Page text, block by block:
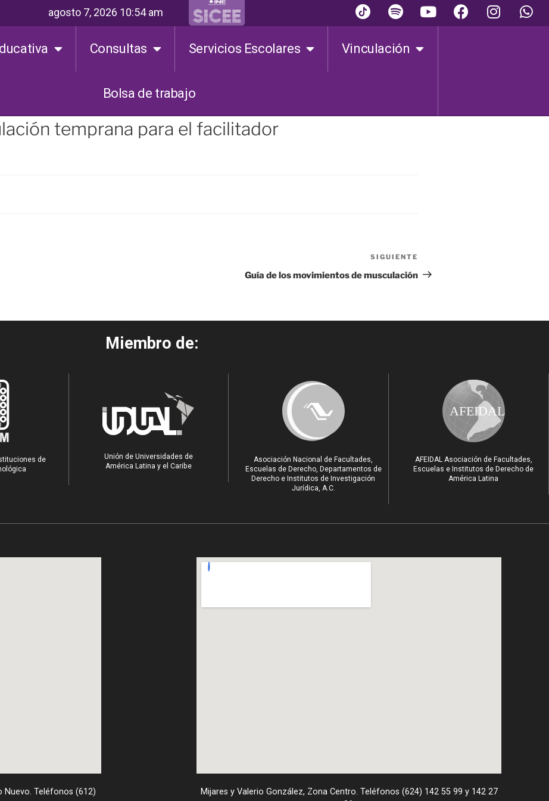
agosto 7, 2026 10:54 am
Consultas Servicios Escolares Vinculación
Bolsa de trabajo
temprana para el facilitador
SIGUIENTE
Guía de los movimientos de musculación
Miembro de:
de
Unión de Universidades de
América Latina y el Caribe
Asociación Nacional de Facultades,
Escuelas de Derecho, Departamentos de
Derecho e Institutos de Investigación
Jurídica, A.C.
AFEIDAL
AFEIDAL Asociación de Facultades,
Escuelas e Institutos de Derecho de
América Latina
Nuevo. Teléfonos (612)
Mijares y Valerio González, Zona Centro. Teléfonos (624) 142 55 99 y 142 27